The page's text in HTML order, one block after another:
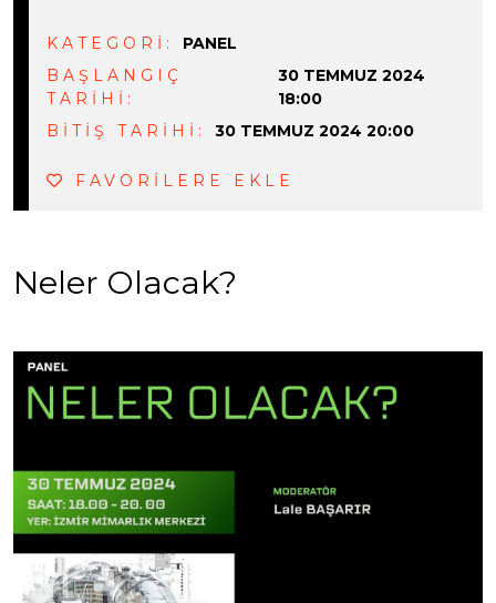
KATEGORİ:
PANEL
BAŞLANGIÇ
TARİHİ:
30 TEMMUZ 2024
18:00
BİTİŞ TARİHİ:
30 TEMMUZ 2024 20:00
FAVORİLERE EKLE
Neler Olacak?